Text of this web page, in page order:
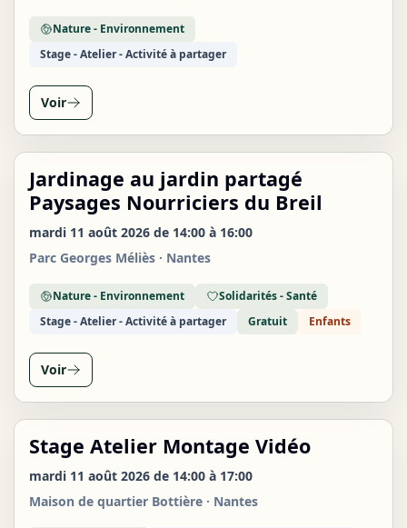
Nature - Environnement
Stage - Atelier - Activité à partager
Voir
MAR
11
AOÛT
Jardinage au jardin partagé
Paysages Nourriciers du Breil
mardi 11 août 2026 de 14:00 à 16:00
Parc Georges Méliès · Nantes
Nature - Environnement
Solidarités - Santé
Stage - Atelier - Activité à partager
Gratuit Enfants
Voir
MAR
11
AOÛT
Stage Atelier Montage Vidéo
mardi 11 août 2026 de 14:00 à 17:00
Maison de quartier Bottière · Nantes